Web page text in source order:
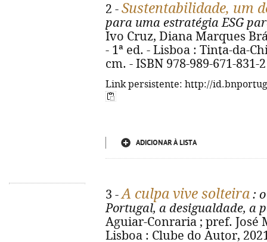
2 - Sustentabilidade, um
para uma estratégia ESG
Ivo Cruz, Diana Marques
- 1ª ed. - Lisboa : Tinta-da-
cm. - ISBN 978-989-671-831-2
Link persistente: http://
ADICIONAR À LISTA
3 -A culpa vive solteira :
Portugal, a desigualdade, a
Aguiar-Conraria ; pref. José
Lisboa : Clube do Autor,